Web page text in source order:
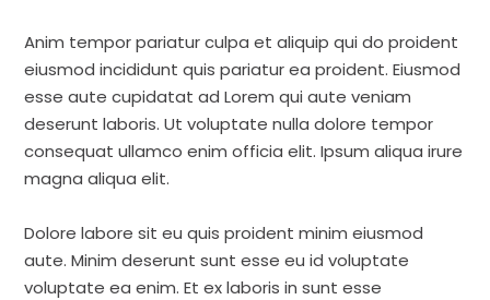
Anim tempor pariatur culpa et aliquip qui do proident
eiusmod incididunt quis pariatur ea proident. Eiusmod
esse aute cupidatat ad Lorem qui aute veniam
deserunt laboris. Ut voluptate nulla dolore tempor
consequat ullamco enim officia elit. Ipsum aliqua irure
magna aliqua elit.
Dolore labore sit eu quis proident minim eiusmod
aute. Minim deserunt sunt esse eu id voluptate
voluptate ea enim. Et ex laboris in sunt esse